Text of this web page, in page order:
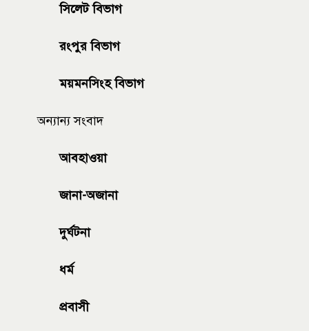
সিলেট বিভাগ
রংপুর বিভাগ
ময়মনসিংহ বিভাগ
অন্যান্য সংবাদ
আবহাওয়া
জানা-অজানা
দুর্ঘটনা
ধর্ম
প্রবাসী